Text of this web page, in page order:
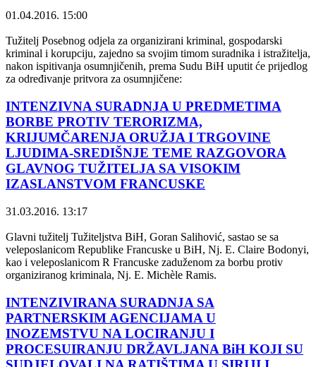
01.04.2016. 15:00
Tužitelj Posebnog odjela za organizirani kriminal, gospodarski
kriminal i korupciju, zajedno sa svojim timom suradnika i istražitelja,
nakon ispitivanja osumnjičenih, prema Sudu BiH uputit će prijedlog
za određivanje pritvora za osumnjičene:
INTENZIVNA SURADNJA U PREDMETIMA
BORBE PROTIV TERORIZMA,
KRIJUMČARENJA ORUŽJA I TRGOVINE
LJUDIMA-SREDIŠNJE TEME RAZGOVORA
GLAVNOG TUŽITELJA SA VISOKIM
IZASLANSTVOM FRANCUSKE
31.03.2016. 13:17
Glavni tužitelj Tužiteljstva BiH, Goran Salihović, sastao se sa
veleposlanicom Republike Francuske u BiH, Nj. E. Claire Bodonyi,
kao i veleposlanicom R Francuske zaduženom za borbu protiv
organiziranog kriminala, Nj. E. Michèle Ramis.
INTENZIVIRANA SURADNJA SA
PARTNERSKIM AGENCIJAMA U
INOZEMSTVU NA LOCIRANJU I
PROCESUIRANJU DRŽAVLJANA BiH KOJI SU